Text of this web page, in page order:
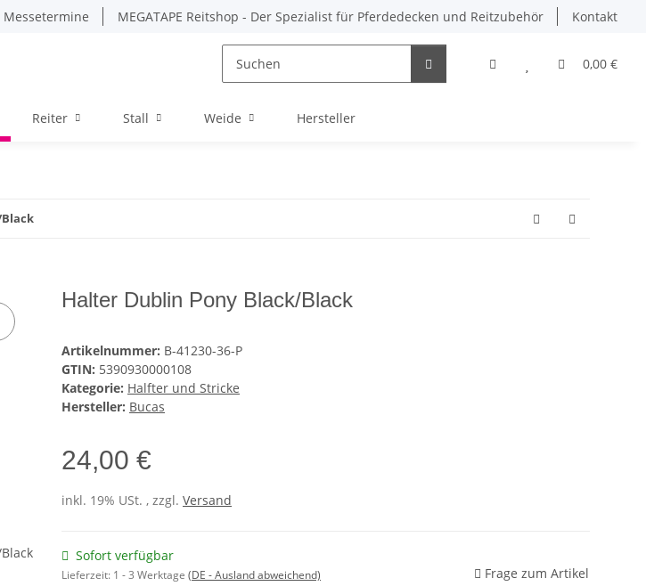
Messetermine MEGATAPE Reitshop - Der Spezialist für Pferdedecken und Reitzubehör Kontakt
0,00 €
Reiter Stall Weide Hersteller
Halter Dublin Pony Black/Black
Artikelnummer: B-41230-36-P
GTIN: 5390930000108
Kategorie: Halfter und Stricke
Hersteller: Bucas
24,00 €
inkl. 19% USt. , zzgl. Versand
Sofort verfügbar
Lieferzeit: 1 - 3 Werktage (DE - Ausland abweichend) Frage zum Artikel